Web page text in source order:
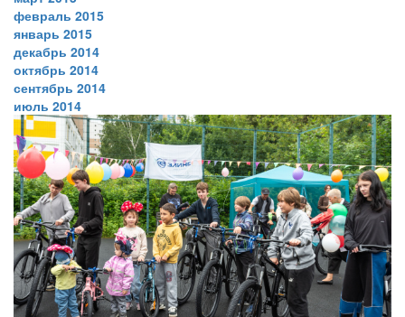
февраль 2015
январь 2015
декабрь 2014
октябрь 2014
сентябрь 2014
июль 2014